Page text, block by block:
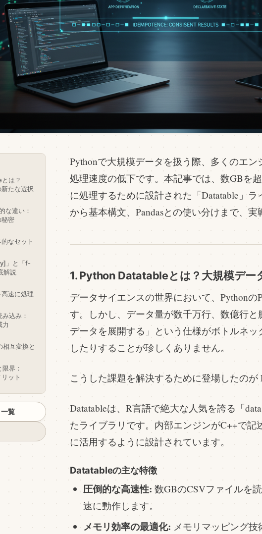
は？
たな選択
な違い：
秘密
なセット
」と「f-
解説
速に処理
込み：
力
互変換と
界：
ット
覧
Pythonで大規模データを扱う際、多くのエ
処理速度の低下です。本記事では、数GBを
に処理するために設計された「Datatable」
から基本構文、Pandasとの使い分けまで、
1. Python Datatableとは？大規模デー
データサイエンスの世界において、Python
す。しかし、データ量が数千万行、数億行
データを展開する」という仕様がボトルネ
したりすることが珍しくありません。
こうした課題を解決するために登場したのが
Datatableは、R言語で絶大な人気を誇る「
たライブラリです。内部エンジンがC++で
に活用するように設計されています。
Datatableの主な特徴
圧倒的な高速性: 数GBのCSVファイルを
速に動作します。
メモリ効率の最適化: メモリマッピング